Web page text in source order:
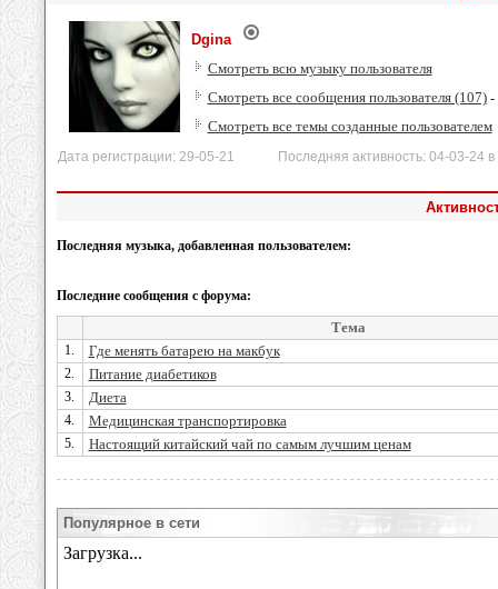
Dgina
Смотреть всю музыку пользователя
Смотреть все сообщения пользователя (107)-
Смотреть все темы созданные пользователем
Дата регистрации: 29-05-21 Последняя активность: 04-03-24 в
Последняя музыка, добавленная пользователем:
Последние сообщения с форума:
Тема
1. Где менять батарею на макбук
2. Питание диабетиков
3. Диета
4. Медицинская транспортировка
5. Настоящий китайский чай по самым лучшим ценам
Популярное в сети